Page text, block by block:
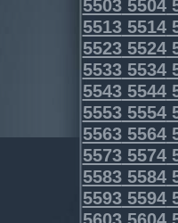
55035504
55135514
55235524
55335534
55435544
55535554
55635564
55735574
55835584
55935594